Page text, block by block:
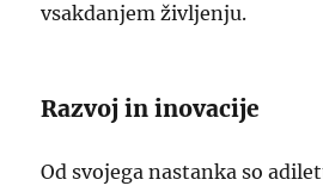
vsakdanjem življenju.
Razvoj in inovacije
Od svojega nastanka so